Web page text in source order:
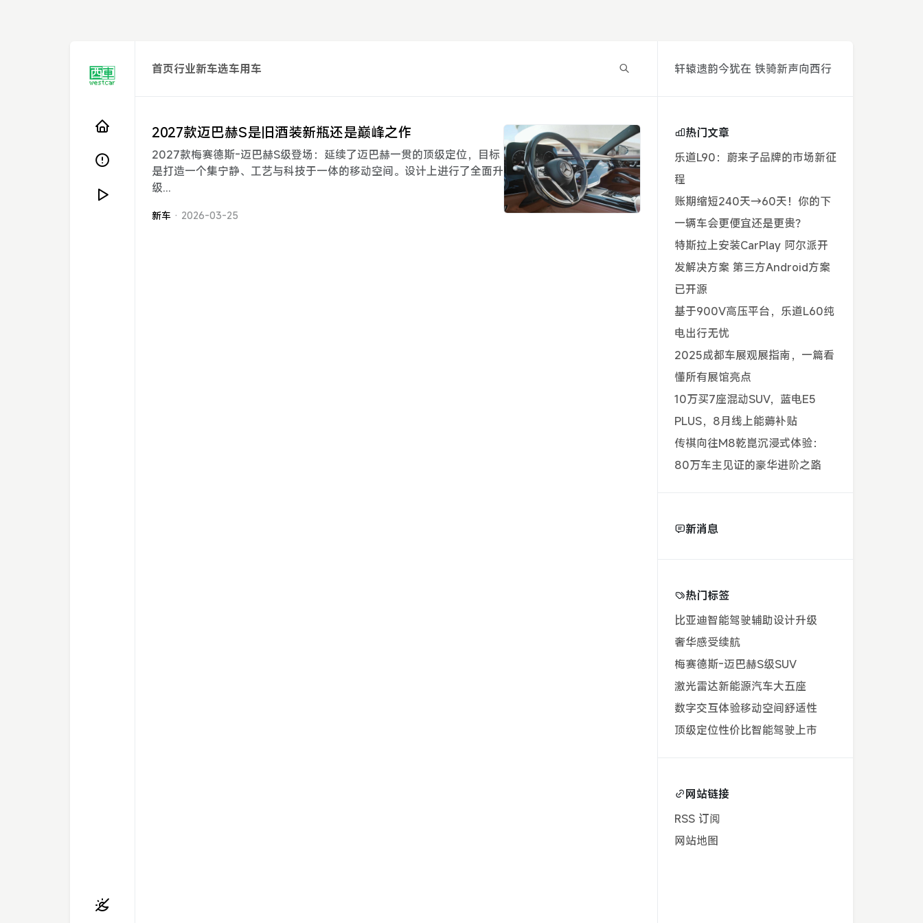
首页行业新车选车用车
2027款迈巴赫S是旧酒装新瓶还是巅峰之作
2027款梅赛德斯-迈巴赫S级登场：延续了迈巴赫一贯的顶级定位，目标
是打造一个集宁静、工艺与科技于一体的移动空间。设计上进行了全面升
级...
新车 · 2026-03-25
轩辕遗韵今犹在 铁骑新声向西行
热门文章
乐道L90：蔚来子品牌的市场新征
程
账期缩短240天→60天！你的下
一辆车会更便宜还是更贵？
特斯拉上安装CarPlay 阿尔派开
发解决方案 第三方Android方案
已开源
基于900V高压平台，乐道L60纯
电出行无忧
2025成都车展观展指南，一篇看
懂所有展馆亮点
10万买7座混动SUV，蓝电E5
PLUS，8月线上能薅补贴
传祺向往M8乾崑沉浸式体验：
80万车主见证的豪华进阶之路
新消息
热门标签
比亚迪智能驾驶辅助设计升级
奢华感受续航
梅赛德斯-迈巴赫S级SUV
激光雷达新能源汽车大五座
数字交互体验移动空间舒适性
顶级定位性价比智能驾驶上市
网站链接
RSS 订阅
网站地图